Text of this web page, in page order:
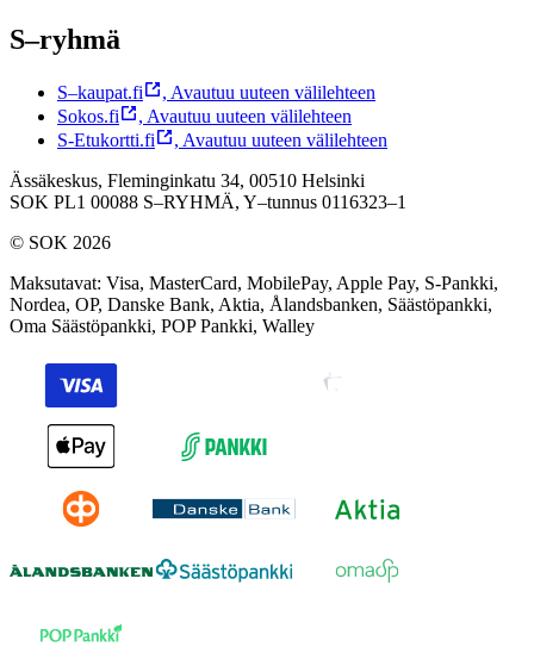
S–ryhmä
S–kaupat.fi , Avautuu uuteen välilehteen
Sokos.fi
, Avautuu uuteen välilehteen
S-Etukortti.fi
, Avautuu uuteen välilehteen
Ässäkeskus, Fleminginkatu 34, 00510 Helsinki
SOK PL1 00088 S–RYHMÄ, Y–tunnus 0116323–1
© SOK 2026
Maksutavat: Visa, MasterCard, MobilePay, Apple Pay, S-Pankki,
Nordea, OP, Danske Bank, Aktia, Ålandsbanken, Säästöpankki,
Oma Säästöpankki, POP Pankki, Walley